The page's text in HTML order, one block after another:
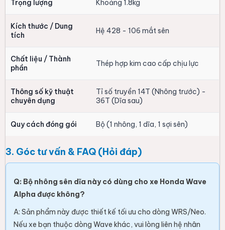
Trọng lượng Khoảng 1.8kg
Kích thước / Dung
tích
Hệ 428 - 106 mắt sên
Chất liệu / Thành
phần
Thép hợp kim cao cấp chịu lực
Thông số kỹ thuật
chuyên dụng
Tỉ số truyền 14T (Nhông trước) -
36T (Dĩa sau)
Quy cách đóng gói Bộ (1 nhông, 1 dĩa, 1 sợi sên)
3. Góc tư vấn & FAQ (Hỏi đáp)
Q: Bộ nhông sên dĩa này có dùng cho xe Honda Wave
Alpha được không?
A: Sản phẩm này được thiết kế tối ưu cho dòng WRS/Neo.
Nếu xe bạn thuộc dòng Wave khác, vui lòng liên hệ nhân